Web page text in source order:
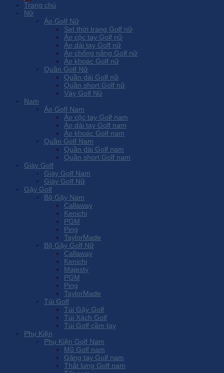
Trang chủ
Nữ
Áo Golf Nữ
Set thời trang Golf nữ
Áo cộc tay Golf nữ
Áo dài tay Golf nữ
Áo chống nắng Golf nữ
Áo khoác Golf nữ
Quần Golf Nữ
Quần dài Golf nữ
Quần short Golf nữ
Váy Golf Nữ
Nam
Áo Golf Nam
Áo cộc tay Golf nam
Áo dài tay Golf nam
Áo khoác Golf nam
Quần Golf Nam
Quần dài Golf nam
Quần short Golf nam
Giày Golf
Giày Golf Nam
Giày Golf Nữ
Gậy Golf
Bộ Gậy Nam
Callaway
Kenichi
PGM
Ping
TaylorMade
Bộ Gậy Golf Nữ
Callaway
Kenichi
Majesty
PGM
Ping
TaylorMade
Túi Golf
Túi Gậy Golf
Túi Xách Golf
Túi Golf cầm tay
Phụ Kiện
Phụ Kiện Golf Nam
Mũ Golf nam
Găng tay Golf nam
Thắt lưng Golf nam